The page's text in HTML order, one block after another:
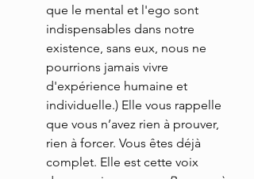
que le mental et l'ego sont
indispensables dans notre
existence, sans eux, nous ne
pourrions jamais vivre
d'expérience humaine et
individuelle.) Elle vous rappelle
que vous n’avez rien à prouver,
rien à forcer. Vous êtes déjà
complet. Elle est cette voix